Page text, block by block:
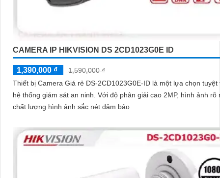
CAMERA IP HIKVISION DS 2CD1023G0E ID
1,390,000 ₫
1,590,000 ₫
Thiết bị Camera Giá rẻ DS-2CD1023G0E-ID là một lựa chọn tuyệt
hệ thống giám sát an ninh. Với độ phân giải cao 2MP, hình ảnh rõ nét,
chất lượng hình ảnh sắc nét đảm bảo